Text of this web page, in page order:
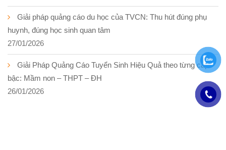
Giải pháp quảng cáo du học của TVCN: Thu hút đúng phụ
huynh, đúng học sinh quan tâm
27/01/2026
Giải Pháp Quảng Cáo Tuyển Sinh Hiệu Quả theo từng cấp
bậc: Mầm non – THPT – ĐH
26/01/2026